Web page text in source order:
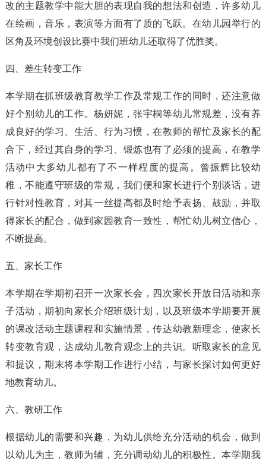
改的主题教学中能大胆的表现自我的想法和创造，许多幼儿
在绘画，音乐，表演等方面有了质的飞跃。在幼儿园举行的
区角及环境创设比赛中我们班幼儿还取得了优胜奖。
四、差生转变工作
本学期在抓班级教育教学工作及常规工作的同时，还注意做
好个别幼儿的工作。杨妍妮，张宇桐等幼儿常规差，没有养
成良好的学习、生活、行为习惯，在教师的帮忙及家长的配
合下，经过其自身的学习、锻炼也有了必须的提高，在教学
活动中大多幼儿都有了不一样程度的提高。曾振辉比较幼
稚，不能遵守班级的常规，我们便和家长进行个别谈话，进
行针对性教育，对其一丝提高都及时给予表扬、鼓励，并取
得家长的配合，做到家园教育一致性，帮忙幼儿树立信心，
不断提高。
五、家长工作
本学期在学期初召开一次家长会，四次家长开放日活动和亲
子活动，期初向家长介绍班级计划，以及班级本学期要开展
的课改活动主题课程和实施情景，传达幼教新理念，使家长
转变教育观，达成幼儿教育观念上的共识。听取家长的意见
和提议，期末将本学期工作进行小结，与家长探讨如何更好
地教育幼儿。
六、教研工作
根据幼儿的需要和兴趣，为幼儿供给充分活动的机会，做到
以幼儿为主，教师为辅，充分调动幼儿的积极性。本学期我